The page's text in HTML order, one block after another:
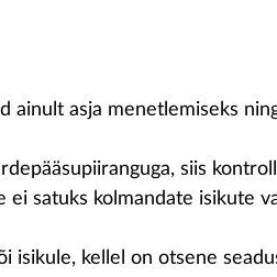
asja menetlemiseks
siis
satuks kolmandate isikute
kellel on otsene